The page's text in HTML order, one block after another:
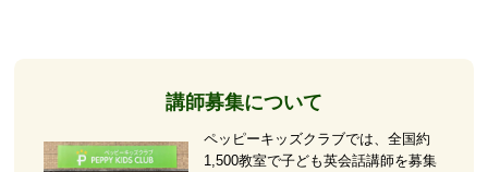
講師募集について
ペッピーキッズクラブでは、全国約
1,500教室で子ども英会話講師を募集